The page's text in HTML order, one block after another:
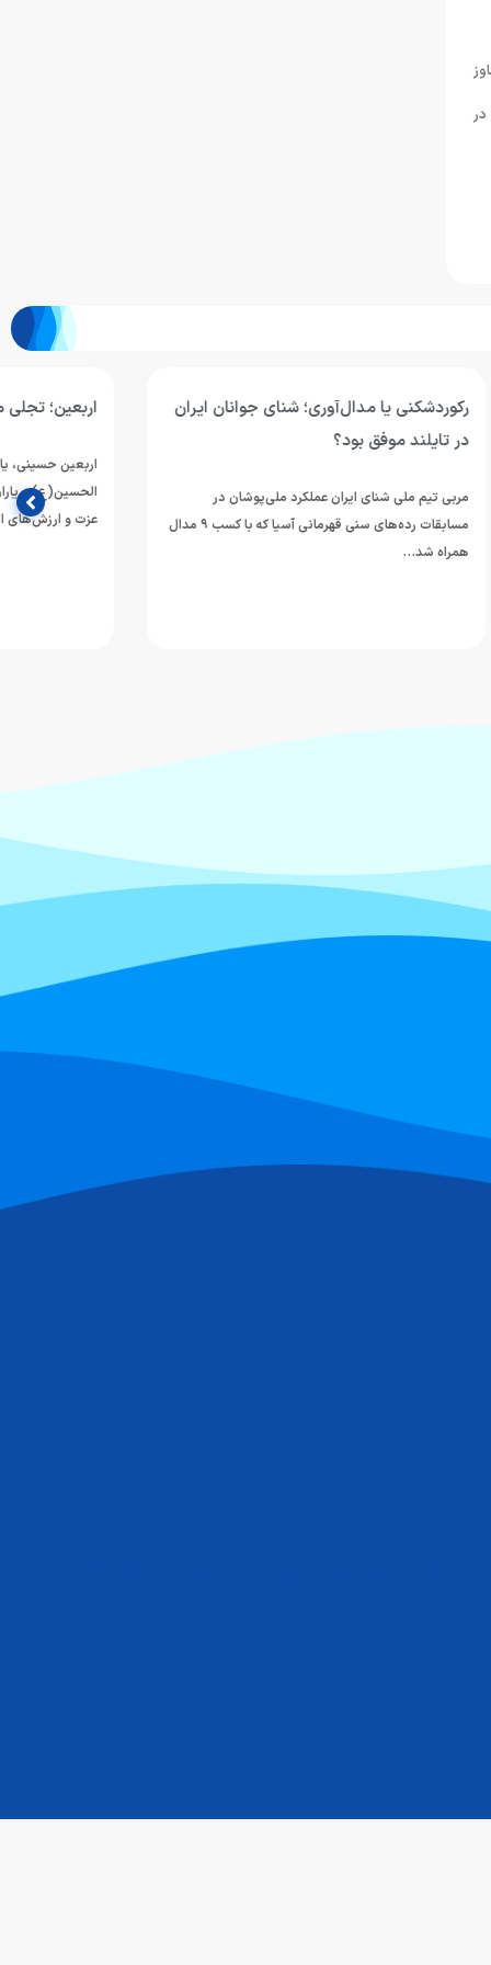
ایران
در
مسابقات رده‌های سنی قهرمانی آسیا که با کسب ۹ مدال
اربعین؛ تجلی ماندگاری راه حق و آزادگی
اربعین حسینی، یادآور حماسه بزرگ حضرت اباعبدالله
الحسین(ع) و یاران وفادارش در مسیر دفاع از حقیقت،
عزت و ارزش‌های انسانی…